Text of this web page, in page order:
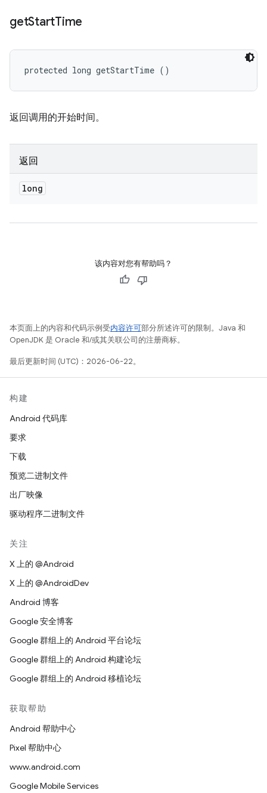
getStartTime
protected long getStartTime ()
返回调用的开始时间。
返回
long
该内容对您有帮助吗？
本页面上的内容和代码示例受内容许可部分所述许可的限制。Java 和
OpenJDK 是 Oracle 和/或其关联公司的注册商标。
最后更新时间 (UTC)：2026-06-22。
构建
Android 代码库
要求
下载
预览二进制文件
出厂映像
驱动程序二进制文件
关注
X 上的 @Android
X 上的 @AndroidDev
Android 博客
Google 安全博客
Google 群组上的 Android 平台论坛
Google 群组上的 Android 构建论坛
Google 群组上的 Android 移植论坛
获取帮助
Android 帮助中心
Pixel 帮助中心
www.android.com
Google Mobile Services